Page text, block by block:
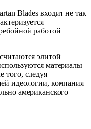
Blades входит не так
работой
элитой
материалы
того, следуя
идеологии, компания
американского